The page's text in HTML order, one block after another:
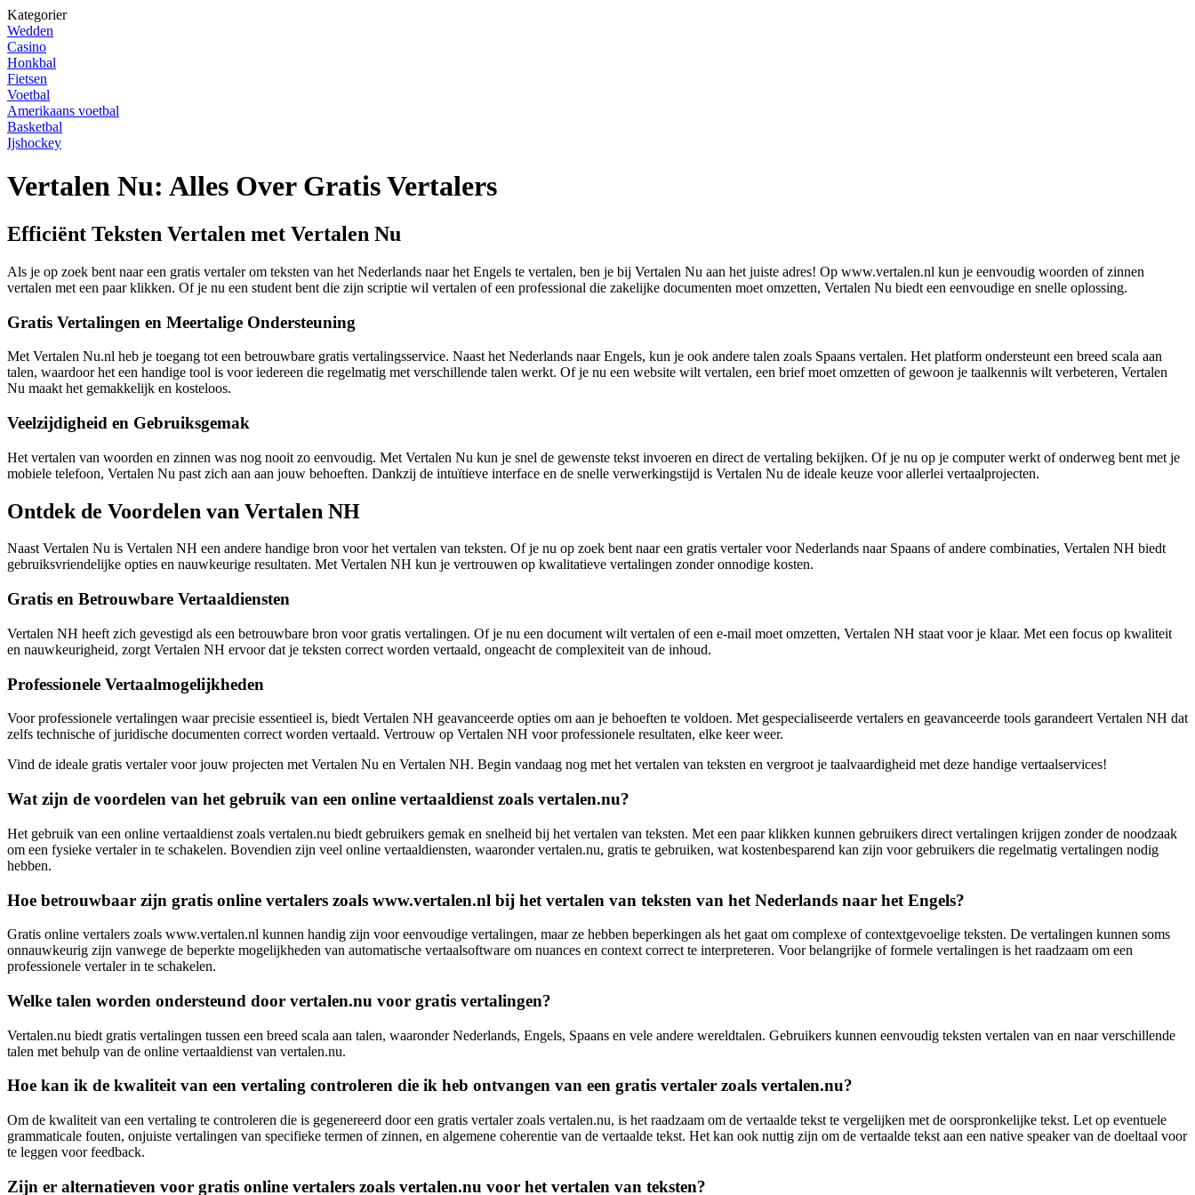
Kategorier
Wedden
Casino
Honkbal
Fietsen
Voetbal
Amerikaans voetbal
Basketbal
Ijshockey
Vertalen Nu: Alles Over Gratis Vertalers
Efficiënt Teksten Vertalen met Vertalen Nu
Als je op zoek bent naar een gratis vertaler om teksten van het Nederlands naar het Engels te vertalen, ben je bij Vertalen Nu aan het juiste adres! Op www.vertalen.nl kun je eenvoudig woorden of zinnen
vertalen met een paar klikken. Of je nu een student bent die zijn scriptie wil vertalen of een professional die zakelijke documenten moet omzetten, Vertalen Nu biedt een eenvoudige en snelle oplossing.
Gratis Vertalingen en Meertalige Ondersteuning
Met Vertalen Nu.nl heb je toegang tot een betrouwbare gratis vertalingsservice. Naast het Nederlands naar Engels, kun je ook andere talen zoals Spaans vertalen. Het platform ondersteunt een breed scala aan
talen, waardoor het een handige tool is voor iedereen die regelmatig met verschillende talen werkt. Of je nu een website wilt vertalen, een brief moet omzetten of gewoon je taalkennis wilt verbeteren, Vertalen
Nu maakt het gemakkelijk en kosteloos.
Veelzijdigheid en Gebruiksgemak
Het vertalen van woorden en zinnen was nog nooit zo eenvoudig. Met Vertalen Nu kun je snel de gewenste tekst invoeren en direct de vertaling bekijken. Of je nu op je computer werkt of onderweg bent met je
mobiele telefoon, Vertalen Nu past zich aan aan jouw behoeften. Dankzij de intuïtieve interface en de snelle verwerkingstijd is Vertalen Nu de ideale keuze voor allerlei vertaalprojecten.
Ontdek de Voordelen van Vertalen NH
Naast Vertalen Nu is Vertalen NH een andere handige bron voor het vertalen van teksten. Of je nu op zoek bent naar een gratis vertaler voor Nederlands naar Spaans of andere combinaties, Vertalen NH biedt
gebruiksvriendelijke opties en nauwkeurige resultaten. Met Vertalen NH kun je vertrouwen op kwalitatieve vertalingen zonder onnodige kosten.
Gratis en Betrouwbare Vertaaldiensten
Vertalen NH heeft zich gevestigd als een betrouwbare bron voor gratis vertalingen. Of je nu een document wilt vertalen of een e-mail moet omzetten, Vertalen NH staat voor je klaar. Met een focus op kwaliteit
en nauwkeurigheid, zorgt Vertalen NH ervoor dat je teksten correct worden vertaald, ongeacht de complexiteit van de inhoud.
Professionele Vertaalmogelijkheden
Voor professionele vertalingen waar precisie essentieel is, biedt Vertalen NH geavanceerde opties om aan je behoeften te voldoen. Met gespecialiseerde vertalers en geavanceerde tools garandeert Vertalen NH dat
zelfs technische of juridische documenten correct worden vertaald. Vertrouw op Vertalen NH voor professionele resultaten, elke keer weer.
Vind de ideale gratis vertaler voor jouw projecten met Vertalen Nu en Vertalen NH. Begin vandaag nog met het vertalen van teksten en vergroot je taalvaardigheid met deze handige vertaalservices!
Wat zijn de voordelen van het gebruik van een online vertaaldienst zoals vertalen.nu?
Het gebruik van een online vertaaldienst zoals vertalen.nu biedt gebruikers gemak en snelheid bij het vertalen van teksten. Met een paar klikken kunnen gebruikers direct vertalingen krijgen zonder de noodzaak
om een fysieke vertaler in te schakelen. Bovendien zijn veel online vertaaldiensten, waaronder vertalen.nu, gratis te gebruiken, wat kostenbesparend kan zijn voor gebruikers die regelmatig vertalingen nodig
hebben.
Hoe betrouwbaar zijn gratis online vertalers zoals www.vertalen.nl bij het vertalen van teksten van het Nederlands naar het Engels?
Gratis online vertalers zoals www.vertalen.nl kunnen handig zijn voor eenvoudige vertalingen, maar ze hebben beperkingen als het gaat om complexe of contextgevoelige teksten. De vertalingen kunnen soms
onnauwkeurig zijn vanwege de beperkte mogelijkheden van automatische vertaalsoftware om nuances en context correct te interpreteren. Voor belangrijke of formele vertalingen is het raadzaam om een
professionele vertaler in te schakelen.
Welke talen worden ondersteund door vertalen.nu voor gratis vertalingen?
Vertalen.nu biedt gratis vertalingen tussen een breed scala aan talen, waaronder Nederlands, Engels, Spaans en vele andere wereldtalen. Gebruikers kunnen eenvoudig teksten vertalen van en naar verschillende
talen met behulp van de online vertaaldienst van vertalen.nu.
Hoe kan ik de kwaliteit van een vertaling controleren die ik heb ontvangen van een gratis vertaler zoals vertalen.nu?
Om de kwaliteit van een vertaling te controleren die is gegenereerd door een gratis vertaler zoals vertalen.nu, is het raadzaam om de vertaalde tekst te vergelijken met de oorspronkelijke tekst. Let op eventuele
grammaticale fouten, onjuiste vertalingen van specifieke termen of zinnen, en algemene coherentie van de vertaalde tekst. Het kan ook nuttig zijn om de vertaalde tekst aan een native speaker van de doeltaal voor
te leggen voor feedback.
Zijn er alternatieven voor gratis online vertalers zoals vertalen.nu voor het vertalen van teksten?